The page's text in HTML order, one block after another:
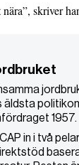
skriver
äldsta
1957.
CAP in i två